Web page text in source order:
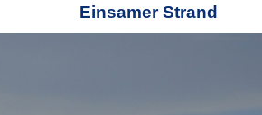
Einsamer Strand